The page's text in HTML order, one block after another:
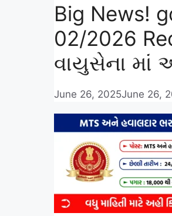
Big News!
02/2026
વાયુસેના માં
June 26, 2025June 26,